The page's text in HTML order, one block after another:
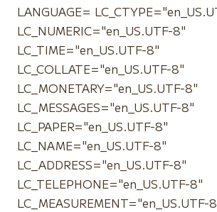
LANGUAGE=
LC_NUMERIC="en_US.UTF-8"
LC_TIME="en_US.UTF-8"
LC_COLLATE="en_US.UTF-8"
LC_MONETARY="en_US.UTF-8"
LC_MESSAGES="en_US.UTF-8"
LC_PAPER="en_US.UTF-8"
LC_NAME="en_US.UTF-8"
LC_ADDRESS="en_US.UTF-8"
LC_TELEPHONE="en_US.UTF-8"
LC_MEASUREMENT="en_US.UTF-